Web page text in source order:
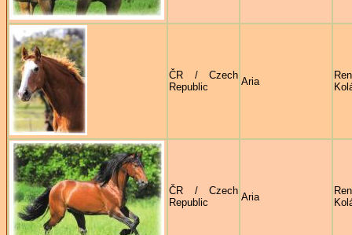
ČR / Czech
Republic
Aria
ČR / Czech
Republic
Aria